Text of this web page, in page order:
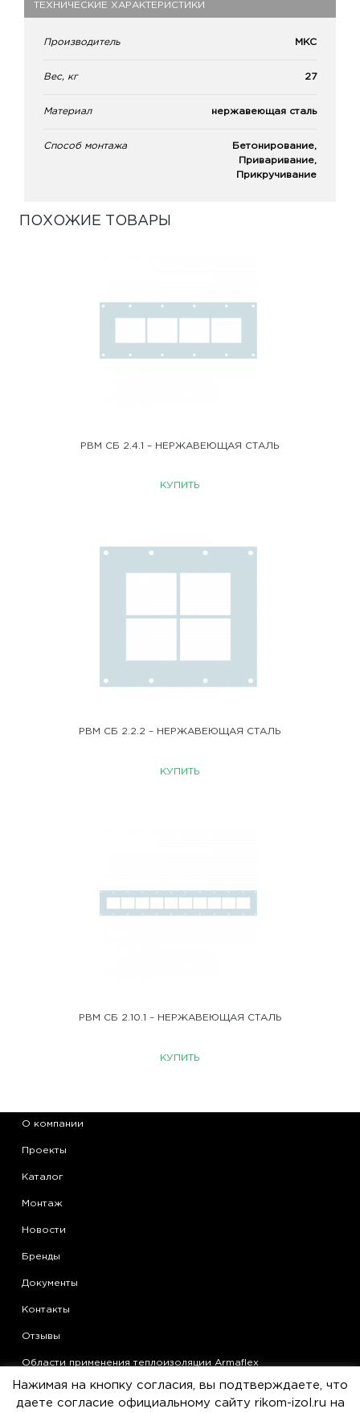
ТЕХНИЧЕСКИЕ ХАРАКТЕРИСТИКИ
Производитель МКС
Вес, кг 27
Материал нержавеющая сталь
Способ монтажа
Бетонирование,
Приваривание,
Прикручивание
ПОХОЖИЕ ТОВАРЫ
РВМ СБ 2.4.1 – НЕРЖАВЕЮЩАЯ СТАЛЬ
КУПИТЬ
РВМ СБ 2.2.2 – НЕРЖАВЕЮЩАЯ СТАЛЬ
КУПИТЬ
РВМ СБ 2.10.1 – НЕРЖАВЕЮЩАЯ СТАЛЬ
КУПИТЬ
О компании
Проекты
Каталог
Монтаж
Новости
Бренды
Документы
Контакты
Отзывы
Области применения теплоизоляции Armaflex
Статьи
Нажимая на кнопку согласия, вы подтверждаете, что
даете согласие официальному сайту rikom-izol.ru на